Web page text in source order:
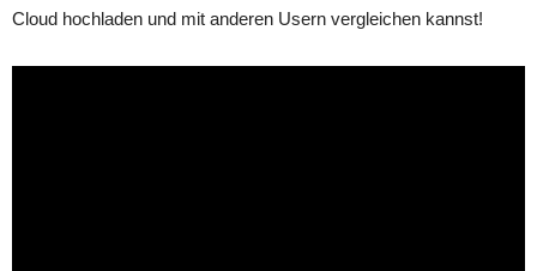
Cloud hochladen und mit anderen Usern vergleichen kannst!